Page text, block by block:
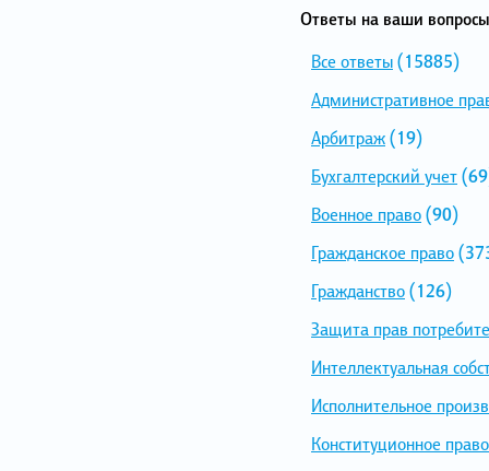
Ответы на ваши
Все ответы(15885)
Административное
Арбитраж(19)
Бухгалтерский учет
Военное право(90)
Гражданское право
Гражданство(126)
Защита прав
Интеллектуальная
Исполнительное
Конституционное право